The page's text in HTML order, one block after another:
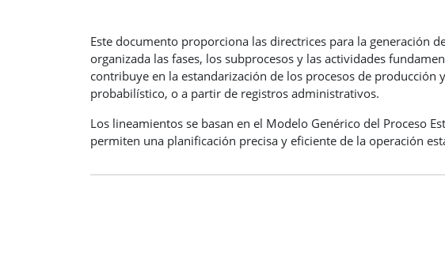
Este documento proporciona las directrices para la generación
organizada las fases, los subprocesos y las actividades
contribuye en la estandarización de los procesos de
probabilístico, o a partir de registros administrativos.
Los lineamientos se basan en el Modelo Genérico del Proceso
permiten una planificación precisa y eficiente de la operación